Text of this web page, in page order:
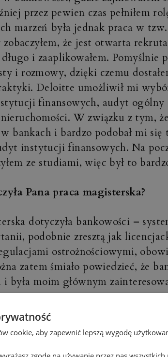
przez pewien czas pełniłem
marzeń była jednak praca w
że jest otwarta
i zaaplikowałem. Pomyślnie
i rozmowy, dzięki czemu
Deloitte umożliwił mi
finansowych, audyt ogólny
W związku z tym,
bankach i bardzo podobał mi się
instytucji finansowych. Na
ze studiami, więc był to
Pana praca magisterska?
dotyczyła bankowości –
podobnie zresztą jak
ostrożnościowymi,
zatem śmiało powiedzieć, że
i była moim głównym
nie kontynuował Pan pracy
się na pracę w Deloitte?
cookie, aby zapewnić lepszą wygodę